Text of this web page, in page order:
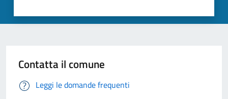
Contatta il comune
Leggi le domande frequenti